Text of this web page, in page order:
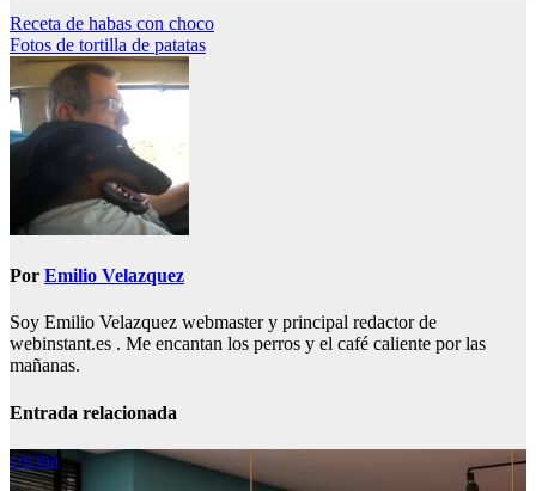
Navegación
de
entradas
Receta de habas con choco
Fotos de tortilla de patatas
Por Emilio Velazquez
Soy Emilio Velazquez webmaster y principal redactor de
webinstant.es . Me encantan los perros y el café caliente por las
mañanas.
Entrada relacionada
cocina